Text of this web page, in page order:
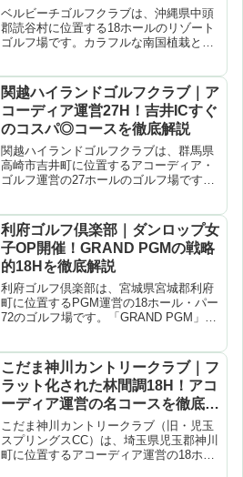
徹底解説
ベルビーチゴルフクラブは、沖縄県中頭
郡読谷村に位置する18ホールのリゾート
ゴルフ場です。カラフルな南国植栽と手
ョンを楽しめるコース。リーズナブルな
料金設定で口コミ評価も...
関越ハイランドゴルフクラブ｜ア
コーディア運営27H！吉井ICすぐ
のコスパ◎コースを徹底解説
関越ハイランドゴルフクラブは、群馬県
高崎市吉井町に位置するアコーディア・
ゴルフ運営の27ホールのゴルフ場です。
メートルの広大な敷地に多彩なホールが
展開。上信越自動...
利府ゴルフ倶楽部｜ダンロップ女
子OP開催！GRAND PGMの戦略
的18Hを徹底解説
利府ゴルフ倶楽部は、宮城県宮城郡利府
町に位置するPGM運営の18ホール・パー
72のゴルフ場です。「GRAND PGM」ブ
ナメントの開催コースとして知られてい
ます。緑豊か...
こだま神川カントリークラブ｜フ
ラット化された林間調18H！アコ
ーディア運営の名コースを徹底解
説
こだま神川カントリークラブ（旧・児玉
スプリングスCC）は、埼玉県児玉郡神川
町に位置するアコーディア運営の18ホー